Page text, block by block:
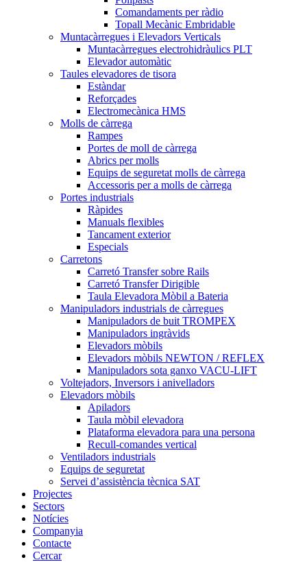
Comandaments per ràdio
Topall Mecànic Embridable
Muntacàrregues i Elevadors Verticals
Muntacàrregues electrohidràulics PLT
Elevador automàtic
Taules elevadores de tisora
Estàndar
Reforçades
Electromecànica HMS
Molls de càrrega
Rampes
Portes de moll de càrrega
Abrics per molls
Equips de seguretat molls de càrrega
Accessoris per a molls de càrrega
Portes industrials
Ràpides
Manuals flexibles
Tancament exterior
Especials
Carretons
Carretó Transfer sobre Rails
Carretó Transfer Dirigible
Taula Elevadora Mòbil a Bateria
Manipuladors industrials de càrregues
Manipuladors de buit TROMPEX
Manipuladors ingràvids
Elevadors mòbils
Elevadors mòbils NEWTON / REFLEX
Manipuladors sota ganxo VACU-LIFT
Voltejadors, Inversors i anivelladors
Elevadors mòbils
Apiladors
Taula mòbil elevadora
Plataforma elevadora para una persona
Recull-comandes vertical
Ventiladors industrials
Equips de seguretat
Servei d’assistència tècnica SAT
Projectes
Sectors
Notícies
Companyia
Contacte
Cercar